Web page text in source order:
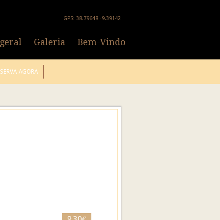
GPS: 38.79648 -9.39142
Bem-Vindo
Galeria
AGORA